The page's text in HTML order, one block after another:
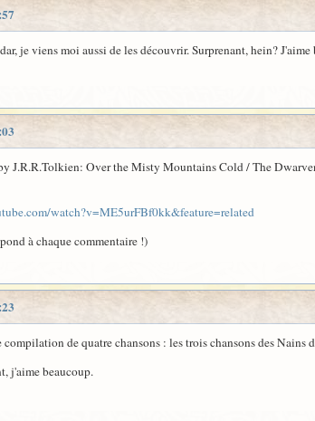
je viens moi aussi de les découvrir. Surprenant, hein? J'aime
J.R.R.Tolkien: Over the Misty Mountains Cold / The
watch?v=ME5urFBf0kk&feature=related
à chaque commentaire !)
compilation de quatre chansons : les trois chansons des Nains
j'aime beaucoup.